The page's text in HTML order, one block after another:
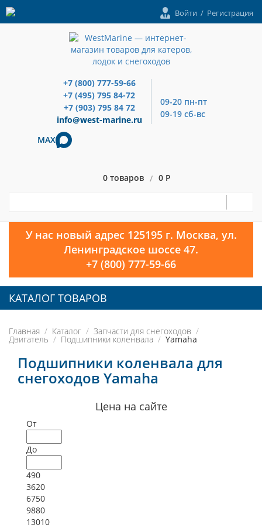
Войти / Регистрация
+7 (800) 777-59-66
+7 (495) 795 84-72
+7 (903) 795 84 72
info@west-marine.ru
09-20 пн-пт
09-19 сб-вс
MAX
0 товаров / 0 Р
У нас новый адрес 125195 г. Москва, ул.
Ленинградское шоссе 47.
+7 (800) 777-59-66
КАТАЛОГ ТОВАРОВ
Главная Каталог Запчасти для снегоходов
Двигатель Подшипники коленвала Yamaha
Подшипники коленвала для
снегоходов Yamaha
Цена на сайте
От
До
490
3620
6750
9880
13010